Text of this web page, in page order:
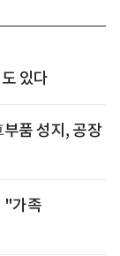
있다
품 성지, 공장
"가족